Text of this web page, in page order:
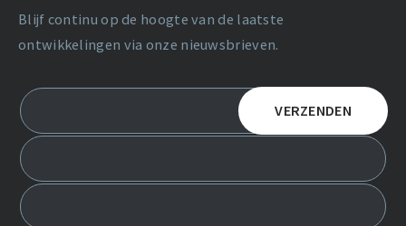
Blijf continu op de hoogte van de laatste
ontwikkelingen via onze nieuwsbrieven.